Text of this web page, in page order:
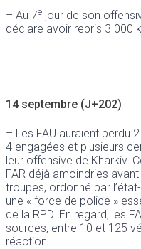
– Au 7e jour de son
déclare avoir repris 3 000
14 septembre (J+202)
– Les FAU auraient perdu
4 engagées et plusieurs
leur offensive de Kharkiv.
FAR déjà amoindries
troupes, ordonné par
une « force de police »
de la RPD. En regard, les
sources, entre 10 et 125
réaction.